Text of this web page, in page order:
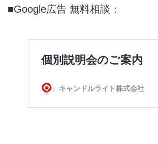
■Google広告 無料相談：